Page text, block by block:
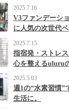
2025.7.16
V3ファンデーシ
に人気の次世代
2025.7.15
指宿発・ストレ
心を整えるuluru
2025.5.03
週1の“水素習慣”
生活に。